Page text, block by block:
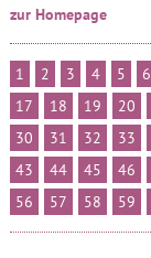
zur Homepage
1 2 3 4 5 6
17
18 19 20
30
31 32 33
43
44 45 46
56
57 58 59